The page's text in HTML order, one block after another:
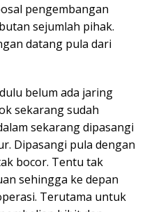
pengembangan
sejumlah pihak.
datang pula dari
belum ada jaring
sekarang sudah
sekarang dipasangi
Dipasangi pula dengan
bocor. Tentu tak
sehingga ke depan
Terutama untuk